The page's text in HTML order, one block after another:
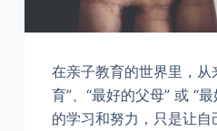
在亲子教育的世界里，从
育”、“最好的父母” 或 “
的学习和努力，只是让自